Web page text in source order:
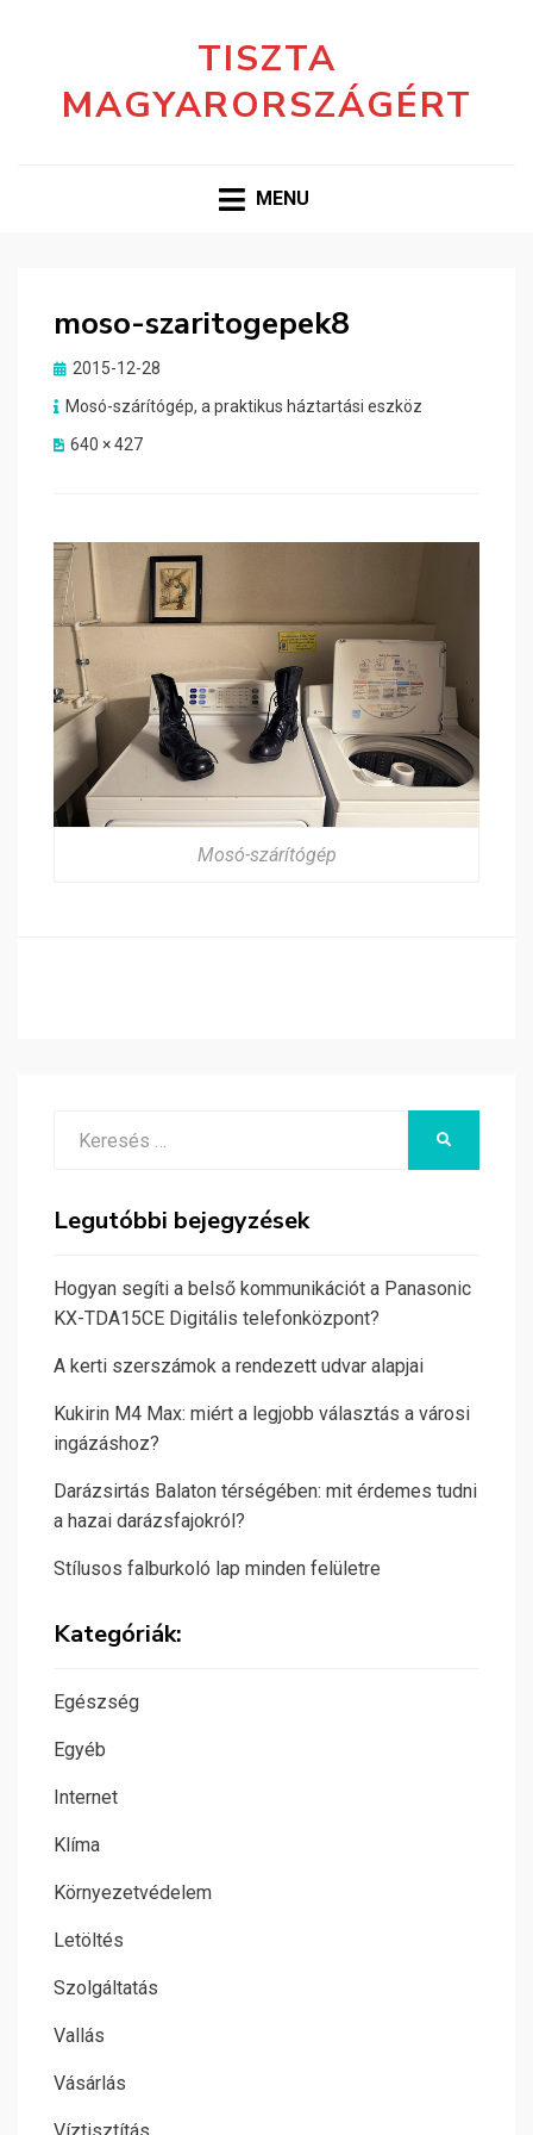
TISZTA
MAGYARORSZÁGÉRT
MENU
moso-szaritogepek8
Posted
2015-12-28
Mosó-szárítógép, a praktikus háztartási eszköz
640 × 427
Mosó-szárítógép
Legutóbbi bejegyzések
Hogyan segíti a belső kommunikációt a Panasonic
KX-TDA15CE Digitális telefonközpont?
A kerti szerszámok a rendezett udvar alapjai
Kukirin M4 Max: miért a legjobb választás a városi
ingázáshoz?
Darázsirtás Balaton térségében: mit érdemes tudni
a hazai darázsfajokról?
Stílusos falburkoló lap minden felületre
Kategóriák:
Egészség
Egyéb
Internet
Klíma
Környezetvédelem
Letöltés
Szolgáltatás
Vallás
Vásárlás